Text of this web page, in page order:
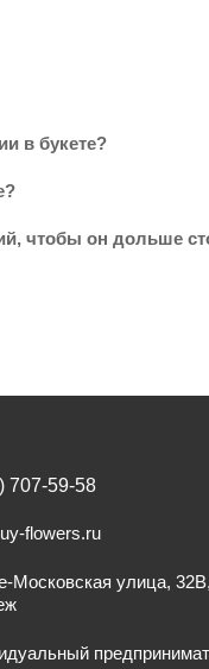
в букете?
чтобы он дольше
707-59-58
flowers.ru
Московская улица, 32В,